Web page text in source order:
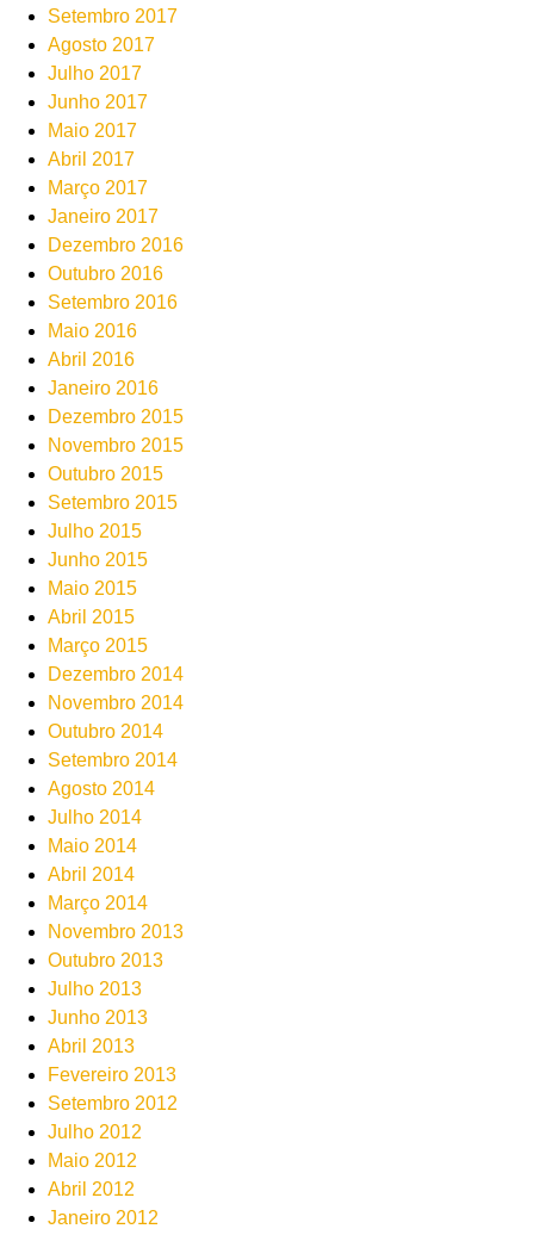
Setembro 2017
Agosto 2017
Julho 2017
Junho 2017
Maio 2017
Abril 2017
Março 2017
Janeiro 2017
Dezembro 2016
Outubro 2016
Setembro 2016
Maio 2016
Abril 2016
Janeiro 2016
Dezembro 2015
Novembro 2015
Outubro 2015
Setembro 2015
Julho 2015
Junho 2015
Maio 2015
Abril 2015
Março 2015
Dezembro 2014
Novembro 2014
Outubro 2014
Setembro 2014
Agosto 2014
Julho 2014
Maio 2014
Abril 2014
Março 2014
Novembro 2013
Outubro 2013
Julho 2013
Junho 2013
Abril 2013
Fevereiro 2013
Setembro 2012
Julho 2012
Maio 2012
Abril 2012
Janeiro 2012